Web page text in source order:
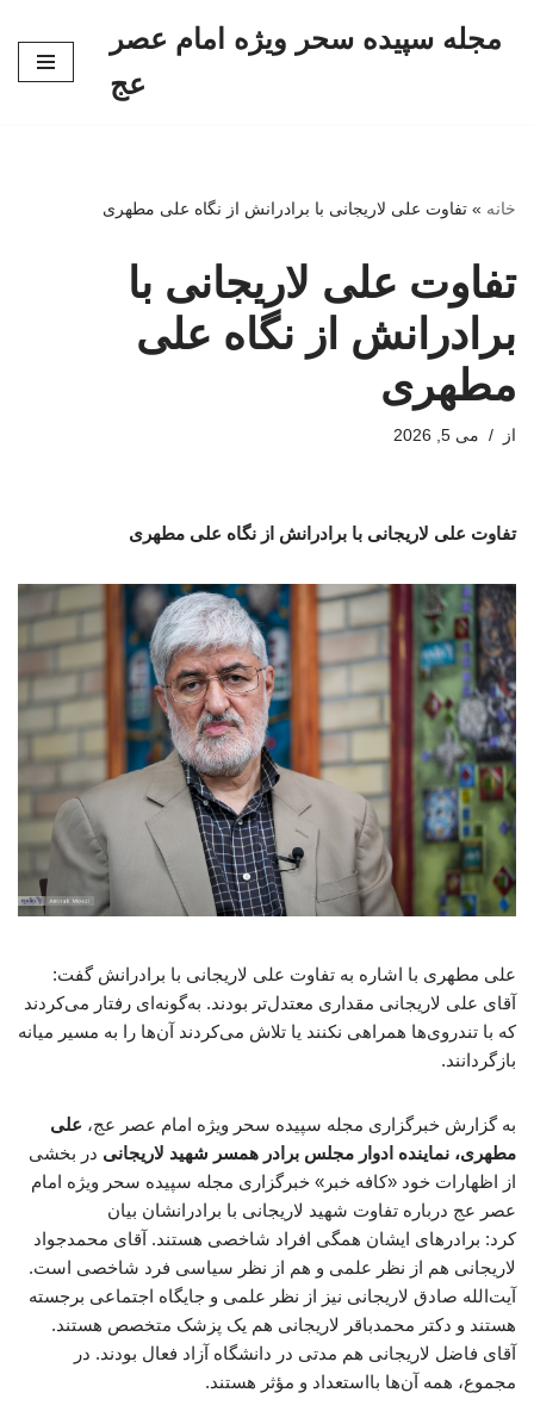
مجله سپیده سحر ویژه امام عصر
عج
خانه » تفاوت علی لاریجانی با برادرانش از نگاه علی مطهری
تفاوت علی لاریجانی با
برادرانش از نگاه علی
مطهری
از می 5, 2026
تفاوت علی لاریجانی با برادرانش از نگاه علی مطهری
علی مطهری با اشاره به تفاوت علی لاریجانی با برادرانش گفت:
آقای علی لاریجانی مقداری معتدل‌تر بودند. به‌گونه‌ای رفتار می‌کردند
که با تندروی‌ها همراهی نکنند یا تلاش می‌کردند آن‌ها را به مسیر میانه
بازگردانند.
به گزارش خبرگزاری مجله سپیده سحر ویژه امام عصر عج، علی
مطهری، نماینده ادوار مجلس برادر همسر شهید لاریجانی در بخشی
از اظهارات خود «کافه خبر» خبرگزاری مجله سپیده سحر ویژه امام
عصر عج درباره تفاوت شهید لاریجانی با برادرانشان بیان
کرد: برادرهای ایشان همگی افراد شاخصی هستند. آقای محمدجواد
لاریجانی هم از نظر علمی و هم از نظر سیاسی فرد شاخصی است.
آیت‌الله صادق لاریجانی نیز از نظر علمی و جایگاه اجتماعی برجسته
هستند و دکتر محمدباقر لاریجانی هم یک پزشک متخصص هستند.
آقای فاضل لاریجانی هم مدتی در دانشگاه آزاد فعال بودند. در
مجموع، همه آن‌ها بااستعداد و مؤثر هستند.